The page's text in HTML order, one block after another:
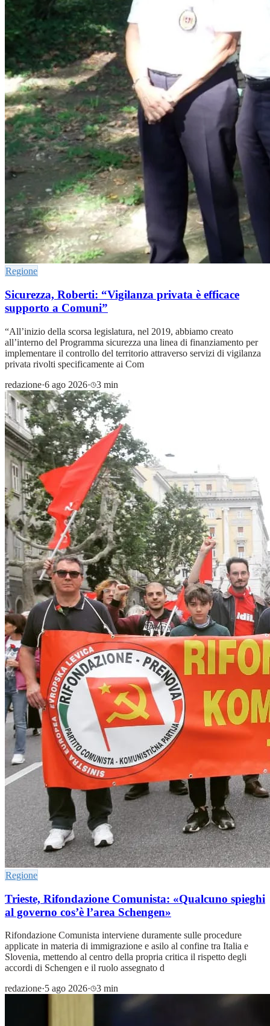
Regione
Sicurezza, Roberti: “Vigilanza privata è efficace
supporto a Comuni”
“All’inizio della scorsa legislatura, nel 2019, abbiamo creato
all’interno del Programma sicurezza una linea di finanziamento per
implementare il controllo del territorio attraverso servizi di vigilanza
privata rivolti specificamente ai Com
redazione·6 ago 2026· 3 min
Regione
Trieste, Rifondazione Comunista: «Qualcuno spieghi
al governo cos’è l’area Schengen»
Rifondazione Comunista interviene duramente sulle procedure
applicate in materia di immigrazione e asilo al confine tra Italia e
Slovenia, mettendo al centro della propria critica il rispetto degli
accordi di Schengen e il ruolo assegnato d
redazione·5 ago 2026· 3 min